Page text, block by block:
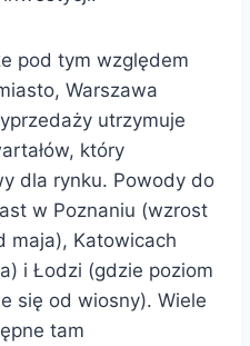
pod tym względem
Warszawa
utrzymuje
który
dla rynku. Powody do
w Poznaniu (wzrost
maja), Katowicach
i Łodzi (gdzie poziom
się od wiosny). Wiele
tam